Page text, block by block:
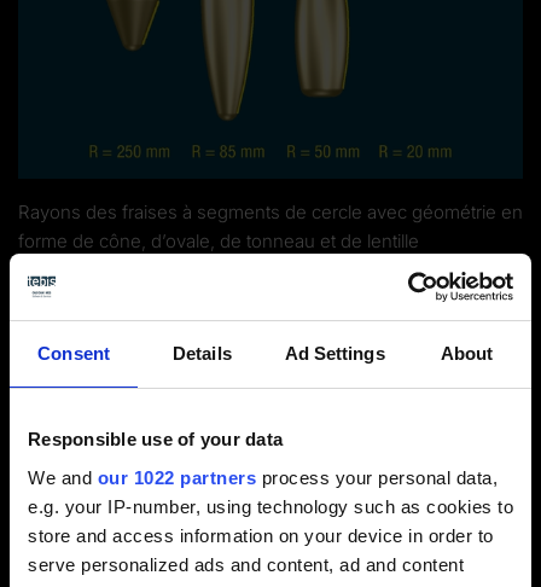
Consent Details Ad Settings About
Responsible use of your data
We and our 1022 partners process your personal data,
e.g. your IP-number, using technology such as cookies to
store and access information on your device in order to
serve personalized ads and content, ad and content
Rayons des fraises à segments de cercle avec géométrie en
forme de cône, d’ovale, de tonneau et de lentille
Veuillez sélectionner les cookies de préférence
Activer les cookies